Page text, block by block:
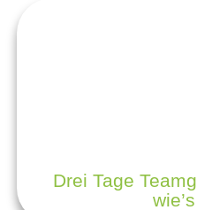
Drei Tage